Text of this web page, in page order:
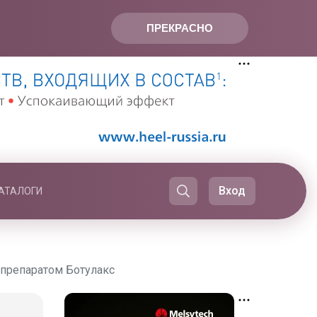
ПРЕКРАСНО
Вход
Ботулакс